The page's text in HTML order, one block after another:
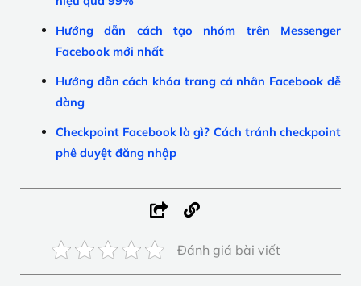
Hướng dẫn cách tạo nhóm trên Messenger
Facebook mới nhất
Hướng dẫn cách khóa trang cá nhân Facebook dễ
dàng
Checkpoint Facebook là gì? Cách tránh checkpoint
phê duyệt đăng nhập
Đánh giá bài viết